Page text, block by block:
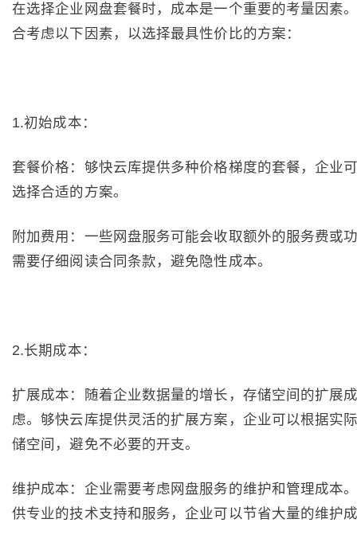
在选择企业网盘套餐时，成本是一个重要的考量因素
合考虑以下因素，以选择最具性价比的方案：
1.初始成本：
套餐价格：够快云库提供多种价格梯度的套餐，企业
选择合适的方案。
附加费用：一些网盘服务可能会收取额外的服务费或
需要仔细阅读合同条款，避免隐性成本。
2.长期成本：
扩展成本：随着企业数据量的增长，存储空间的扩展
虑。够快云库提供灵活的扩展方案，企业可以根据实
储空间，避免不必要的开支。
维护成本：企业需要考虑网盘服务的维护和管理成本
供专业的技术支持和服务，企业可以节省大量的维护